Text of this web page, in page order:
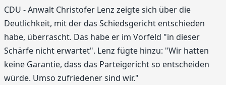
CDU - Anwalt Christofer Lenz zeigte sich über die
Deutlichkeit, mit der das Schiedsgericht entschieden
habe, überrascht. Das habe er im Vorfeld "in dieser
Schärfe nicht erwartet". Lenz fügte hinzu: "Wir hatten
keine Garantie, dass das Parteigericht so entscheiden
würde. Umso zufriedener sind wir."